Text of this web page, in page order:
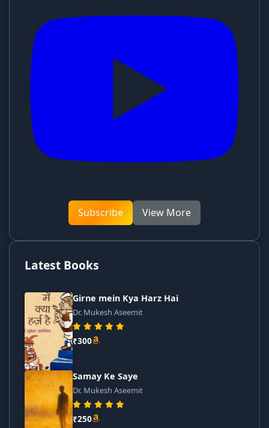
Subscribe View More
Latest Books
Girne mein Kya Harz Hai
Dr. Mukesh Aseemit
₹300
Samay Ke Saye
Dr. Mukesh Aseemit
₹250